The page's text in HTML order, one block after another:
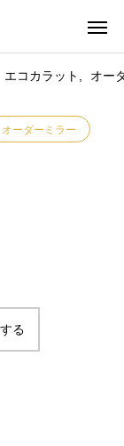
エコカラット オー
オーダーミラー
る